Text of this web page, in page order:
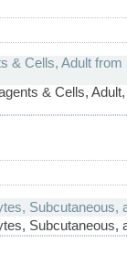
& Cells, Adult
& Cells,
Subcutaneous,
Subcutaneous,